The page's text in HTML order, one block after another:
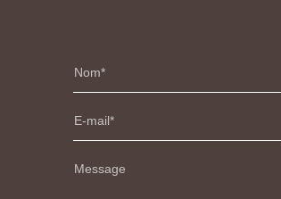
Nom
E-mail
Message